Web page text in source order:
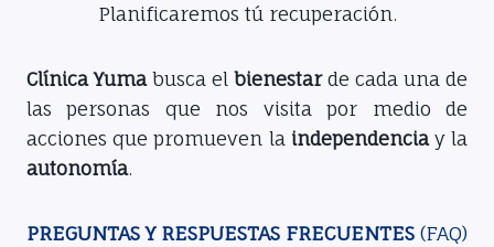
Planificaremos tú recuperación.
Clínica Yumabusca el bienestarde cada una de
las personas que nos visita por medio de
acciones que promueven la independenciay la
autonomía.
PREGUNTAS Y RESPUESTAS FRECUENTES (FAQ)